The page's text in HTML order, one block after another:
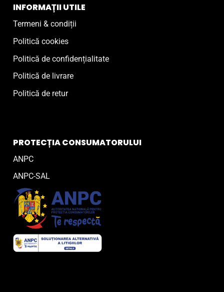
INFORMAȚII UTILE
Termeni & condiții
Politică cookies
Politică de confidențialitate
Politică de livrare
Politică de retur
PROTECȚIA CONSUMATORULUI
ANPC
ANPC-SAL